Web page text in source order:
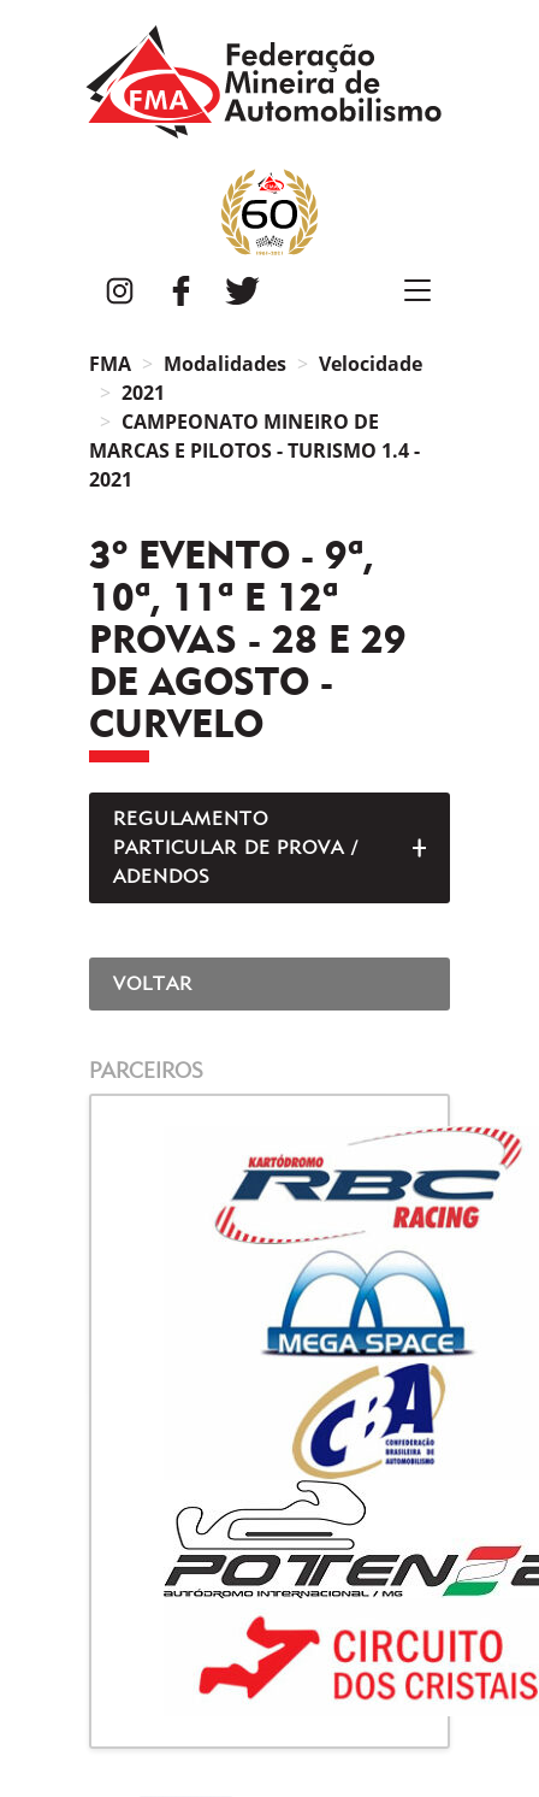
InstagramFacebook
FMA Modalidades
Velocidade
2021
CAMPEONATO MINEIRO DE
MARCAS E PILOTOS - TURISMO 1.4 -
2021
3º EVENTO - 9ª,
10ª, 11ª E 12ª
PROVAS - 28 E 29
DE AGOSTO -
CURVELO
REGULAMENTO
PARTICULAR DE PROVA /
ADENDOS
VOLTAR
PARCEIROS